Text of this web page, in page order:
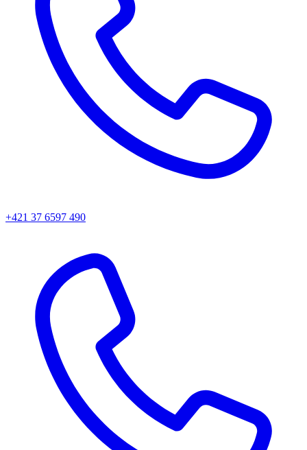
+421 37 6597 490